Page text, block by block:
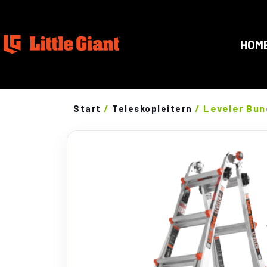
Start / Teleskopleitern / Leveler